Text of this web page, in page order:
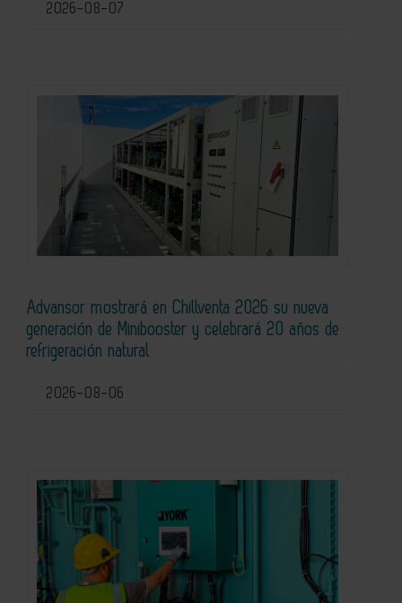
2026-08-07
Advansor mostrará en Chillventa 2026 su nueva
generación de Minibooster y celebrará 20 años de
refrigeración natural
2026-08-06